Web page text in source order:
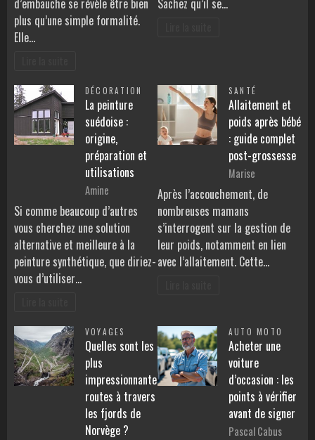
plus qu’une simple formalité.
Elle…
DÉCORATION
La peinture
suédoise :
origine,
préparation et
utilisations
Amine
Si comme beaucoup d’autres
vous cherchez une solution
alternative et meilleure à la
peinture synthétique, que diriez-
vous d’utiliser…
SANTÉ
Allaitement et
poids après bébé
: guide complet
post-grossesse
Marise
Après l’accouchement, de
nombreuses mamans
s’interrogent sur la gestion de
leur poids, notamment en lien
avec l’allaitement. Cette…
VOYAGES
Quelles sont les
plus
impressionnantes
routes à travers
les fjords de
Norvège ?
AUTO MOTO
Acheter une
voiture
d’occasion : les
points à vérifier
avant de signer
Pascal Cabus